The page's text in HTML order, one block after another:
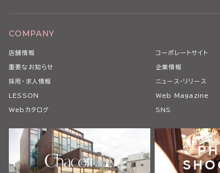
COMPANY
店舗情報 コーポレートサイト
重要なお知らせ 企業情報
採用・求人情報 ニュース・リリース
LESSON Web Magazine
Webカタログ SNS